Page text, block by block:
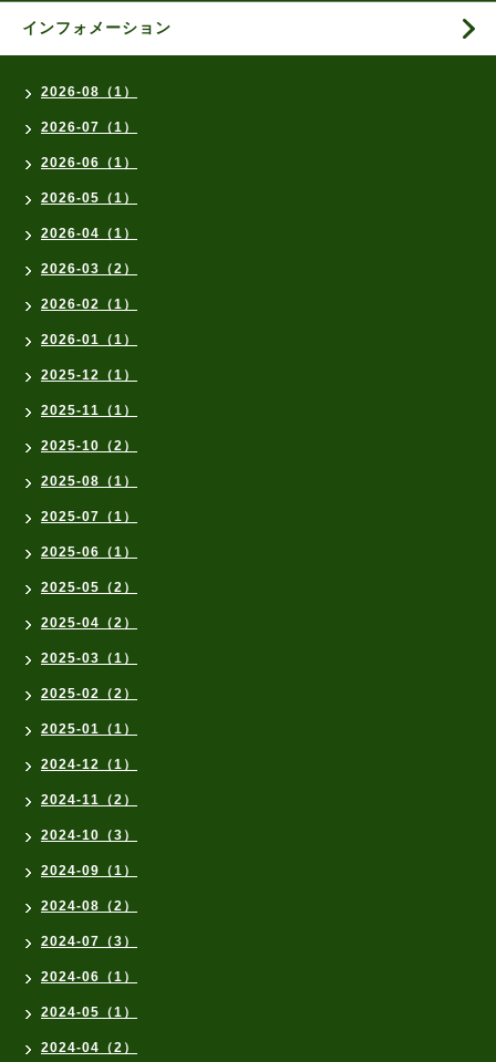
インフォメーション
2026-08（1）
2026-07（1）
2026-06（1）
2026-05（1）
2026-04（1）
2026-03（2）
2026-02（1）
2026-01（1）
2025-12（1）
2025-11（1）
2025-10（2）
2025-08（1）
2025-07（1）
2025-06（1）
2025-05（2）
2025-04（2）
2025-03（1）
2025-02（2）
2025-01（1）
2024-12（1）
2024-11（2）
2024-10（3）
2024-09（1）
2024-08（2）
2024-07（3）
2024-06（1）
2024-05（1）
2024-04（2）